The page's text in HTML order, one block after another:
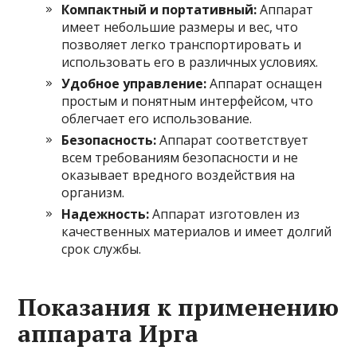
Компактный и портативный:Аппарат
имеет небольшие размеры и вес, что
позволяет легко транспортировать и
использовать его в различных условиях.
Удобное управление:Аппарат оснащен
простым и понятным интерфейсом, что
облегчает его использование.
Безопасность:Аппарат соответствует
всем требованиям безопасности и не
оказывает вредного воздействия на
организм.
Надежность:Аппарат изготовлен из
качественных материалов и имеет долгий
срок службы.
Показания к применению
аппарата Ирга